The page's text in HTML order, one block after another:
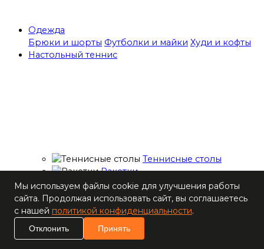
Одежда
Брюки и шорты Футболки и майки Худи и кофты
Настольный теннис
Теннисные столы
Ракетки
Накладки для
ракеток
Основания для
ракеток
Мячи
Мы используем файлы cookie для улучшения работы
сайта. Продолжая использовать сайт, вы соглашаетесь
с нашей политикой конфиденциальности.
Отклонить Принять